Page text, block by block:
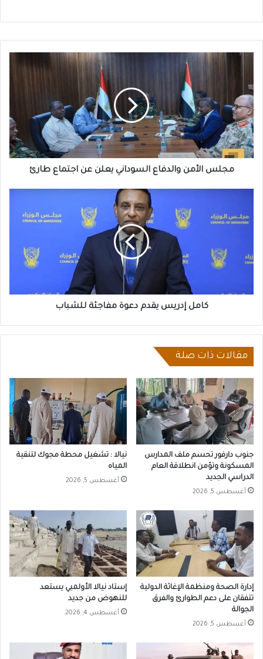
مجلس
السوداني
يعلن
عن
اجتماع
طارئ
مجلس الأمن والدفاع السوداني يعلن عن اجتماع طارئ
يقدم
للشباب
كامل إدريس يقدم دعوة مفاجئة للشباب
مقالات ذات صلة
جنوب دارفور تحسم ملف المدارس
المسكونة وتؤمن انطلاقة العام
الدراسي الجديد
أغسطس 5, 2026
نيالا : تشغيل محطة مجوك لتنقية
المياه
أغسطس 5, 2026
إدارة الصحة ومنظمة الإغاثة الدولية
تتفقان على دعم الطوارئ والفرق
الجوالة
أغسطس 5, 2026
إستاد نيالا الأولمبي يستعد
للنهوض من جديد
أغسطس 4, 2026